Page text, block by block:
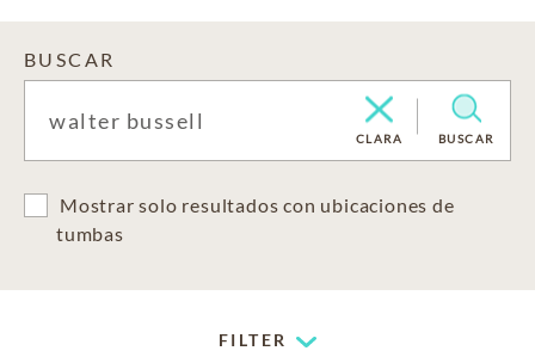
BUSCAR
CLARA BUSCAR
Mostrar solo resultados con ubicaciones de
tumbas
FILTER